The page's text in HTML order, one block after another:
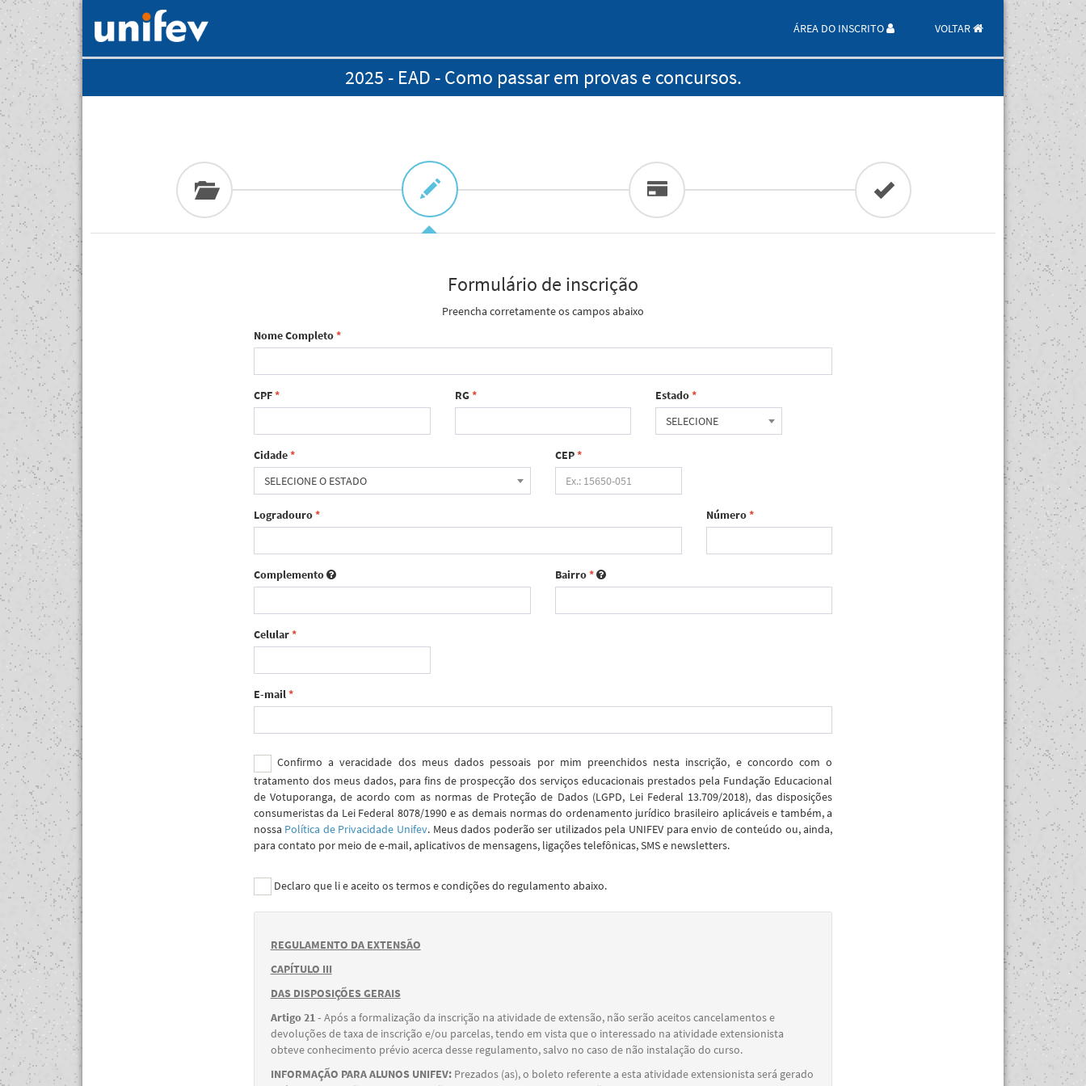
ÁREA DO INSCRITO VOLTAR
2025 - EAD - Como passar em provas e concursos.
Formulário de inscrição
Preencha corretamente os campos abaixo
Nome Completo*
CPF* RG* Estado*
SELECIONE
Cidade*
SELECIONE O ESTADO
CEP*
Logradouro* Número*
Complemento Bairro*
Celular*
E-mail*
Confirmo a veracidade dos meus dados pessoais por mim preenchidos nesta inscrição, e concordo com o
tratamento dos meus dados, para fins de prospecção dos serviços educacionais prestados pela Fundação Educacional
de Votuporanga, de acordo com as normas de Proteção de Dados (LGPD, Lei Federal 13.709/2018), das disposições
consumeristas da Lei Federal 8078/1990 e as demais normas do ordenamento jurídico brasileiro aplicáveis e também, a
nossa Política de Privacidade Unifev. Meus dados poderão ser utilizados pela UNIFEV para envio de conteúdo ou, ainda,
para contato por meio de e-mail, aplicativos de mensagens, ligações telefônicas, SMS e newsletters.
Declaro que li e aceito os termos e condições do regulamento abaixo.
REGULAMENTO DA EXTENSÃO
CAPÍTULO III
DAS DISPOSIÇÕES GERAIS
Artigo 21 - Após a formalização da inscrição na atividade de extensão, não serão aceitos cancelamentos e
devoluções de taxa de inscrição e/ou parcelas, tendo em vista que o interessado na atividade extensionista
obteve conhecimento prévio acerca desse regulamento, salvo no caso de não instalação do curso.
INFORMAÇÃO PARA ALUNOS UNIFEV:Prezados (as), o boleto referente a esta atividade extensionista será gerado